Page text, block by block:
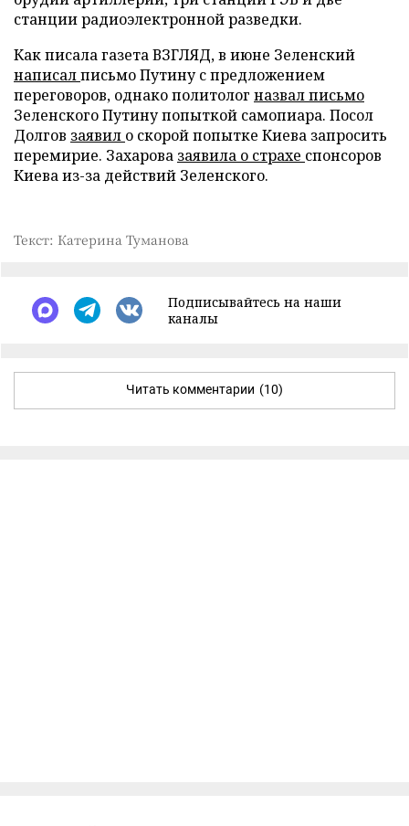
станции радиоэлектронной разведки.
Как писала газета ВЗГЛЯД, в июне Зеленский
написалписьмо Путину с предложением
переговоров, однако политолог назвал письмо
Зеленского Путину попыткой самопиара. Посол
Долгов заявил о скорой попытке Киева запросить
перемирие. Захарова заявила о страхе спонсоров
Киева из-за действий Зеленского.
Текст: Катерина Туманова
Подписывайтесь на наши
каналы
Читать комментарии (10)